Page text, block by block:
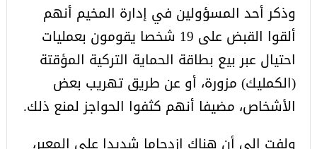
وذكر أحد المسؤولين في إدارة المخيم أنهم
ألقوا القبض على 19 شخصا يقومون بعمليات
احتيال عبر بيع بطاقة الحماية التركية المؤقتة
(الكمليك) مزورة، أو عن طريق تهريب بعض
الأشخاص، مضيفا أنهم كثفوا الحواجز لمنع ذلك.
ولفت إلى أن هناك ازدحاما شديدا على المعبر،